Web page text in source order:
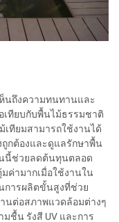
นถึงความทนทานและ
เทียบกับพื้นไม้ธรรมชาติ
เทียมสามารถใช้งานได้
ถูกต้องและดูแลรักษาพื้น
นนี้ช่วยลดต้นทุนตลอด
ค่ามากเมื่อใช้งานใน
การผลิตขั้นสูงที่ช่วย
นต่อสภาพแวดล้อมต่างๆ
ชื้น รังสี UV และการ